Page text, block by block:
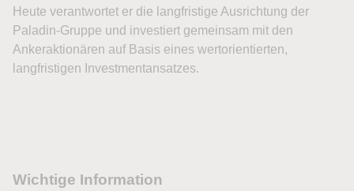
Heute verantwortet er die langfristige Ausrichtung der
Paladin-Gruppe und investiert gemeinsam mit den
Ankeraktionären auf Basis eines wertorientierten,
langfristigen Investmentansatzes.